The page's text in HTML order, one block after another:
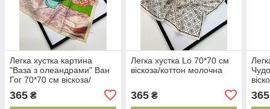
Легка хустка картина
"Ваза з олеандрами" Ван
Гог 70*70 см віскоза/
365 ₴
Легка хустка Lo 70*70 см
віскоза/коттон молочна
365₴ 365